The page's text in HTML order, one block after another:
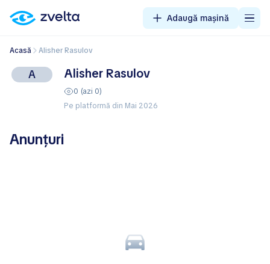
Adaugă mașină
Acasă Alisher Rasulov
A Alisher Rasulov
0 (azi 0)
Pe platformă din Mai 2026
Anunțuri